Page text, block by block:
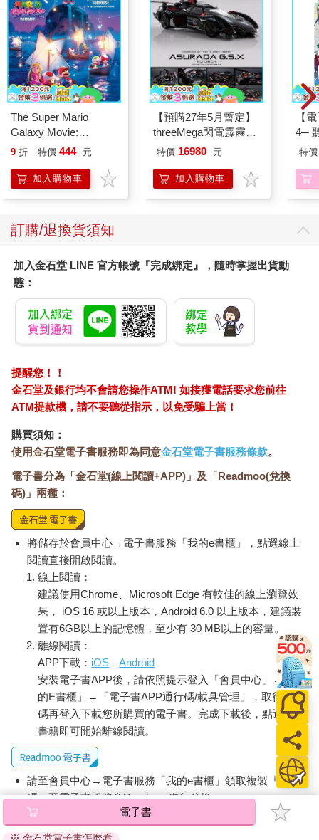
「自主學習」；如果將之運用在家庭中，便是希望養成吾人常說
的「自動自發」，培養責任感。
自主行動的概念很廣，廣義來說，包括理解自我的身心素質和自
我精進的方法、學習系統思考與解決問題的策略，以及嘗試規畫
執行與創新應變的方法；狹義來說，就是希望孩子可以自覺地完
成一個行動方案或表現任務，不需要旁人提醒，就能有意識地覺
察到這是屬於自己的分內責任，而能出於自我意願去完成。
培養孩子自動自發的好習慣
在執行任務的過程中，不用聚焦於孩子完成的精緻度，因為「自
件事，不拖延、不抱怨、不指責，將分內的事準時完成。所以，
做好固然可以給予獎勵，做不好也不用過於苛責；但是否能「自
例如，我會要求孩子們，進到教室的第一件事就是將門窗打開，
毋需老師提醒；聽到鐘聲，就要自動進教室安靜坐好；看到同學
「對的時間做對的事。」也許一開始需要多次提醒、磨合，但時
間久了，師生間形成默契，孩子也養成習慣，自然就成為日常生
活的一部分了。
不論是家庭抑或學校教育，我們都希望孩子養成自動自發的好習
慣，一旦養成，就不必再苦口婆心地一再提醒了，而師長的責
掃地，便可以再要求他如何把地掃得更乾淨；又例如已經養成主
動剪報、寫眉批的習慣，便可再要求加入成語、名言錦句等。
從策略學習到自主學習
在長期的教育實戰經驗中，我發現一旦孩子肯主動，師長就輕鬆
了。而把這樣的信念延伸到「自主學習」上，便是要讓孩子在沒
有老師的情況下，依舊能獨力、獨立學習。
以這次疫情而言，延後兩周開學，許多學校紛紛分享孩子們的自
學方法。有的孩子說，因為老師平常有教如何找資料、畫重點，
所以就算不能到學校上課，也能在網路文章或線上課程中閱讀、
消化；有的孩子因為學習了筆記、歸納的方法，所以在家自學時
也能用同樣的方式去分析、整合資料。這些，都是一種自主學習
行為。
擁有自學力，就擁有無限的世界
其實，當孩子有能力自學，他就有更大的能量去探索無垠的世
界。曾有研究指出，十歲以前是「學習閱讀」，十歲以後是「閱
讀學習」。前者指的是，十歲以前的孩子藉由閱讀獲得各種策略
知識，以便日後能懂得如何學習；而十歲以後的孩子，便是運用
之前所建構出來的策略，再去探索更多的知識。簡而言之，十歲
之後就是「自學」的階段。
當孩子有能力自學，就能創造更多的可能。這十年來，出現了許
多創新名詞，像區塊鏈、大數據、行動支付、雲端計算、QR
Code、YouTuber、AI、AR、VR、ChatGPT，還有許多常見的科
技軟體等，這些全都不是在老師的教導或正規教育體系中發明出
來的；簡單來說，這些都是因自學行為衍生而來的。因此，我們
應該允許孩子有更多自主發想，無論是真實情境的想像或是虛擬
夢幻。
自學力，引領未來時代
未來的時代將如何變化，我們無法得知，但是因為自學，乃至跳
The Super Mario
Galaxy Movie:
Peach`s Birthday
Mario Galaxy Movie
Storybook
9 折 特價 444 元
加入購物車
【預購27年5月暫定】
threeMega閃電霹靂車
VA Hi-SPEC UNITED
SIREN 黑色限定
特價 16980 元
加入購物車
【
4─
期
特價
訂購/退換貨須知
加入金石堂 LINE 官方帳號『完成綁定』，隨時掌握出貨動
態：
提醒您！！
金石堂及銀行均不會請您操作ATM! 如接獲電話要求您前往
ATM提款機，請不要聽從指示，以免受騙上當！
購買須知：
使用金石堂電子書服務即為同意金石堂電子書服務條款。
電子書分為「金石堂(線上閱讀+APP)」及「Readmoo(兌換
碼)」兩種：
將儲存於會員中心→電子書服務「我的e書櫃」，點選線上
閱讀直接開啟閱讀。
線上閱讀：
建議使用Chrome、Microsoft Edge 有較佳的線上瀏覽效
果， iOS 16 或以上版本，Android 6.0 以上版本，建議裝
置有6GB以上的記憶體，至少有 30 MB以上的容量。
離線閱讀：
APP下載： iOS
Android
安裝電子書APP後，請依照提示登入「會員中心」→「我
的E書櫃」→「電子書APP通行碼/載具管理」，取得通行
碼再登入下載您所購買的電子書。完成下載後，點選任一
書籍即可開始離線閱讀。
請至會員中心→電子書服務「我的e書櫃」領取複製『兌換
碼』至電子書服務商Readmoo進行兌換。
退換貨須知：
電子書